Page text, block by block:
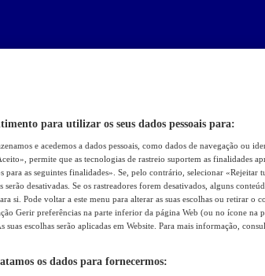
para utilizar os seus dados pessoais para:
e acedemos a dados pessoais, como dados de navegação ou
permite que as tecnologias de rastreio suportem as finalidades
para as seguintes finalidades». Se, pelo contrário, selecionar «Rejeitar
serão desativadas. Se os rastreadores forem desativados, alguns
si. Pode voltar a este menu para alterar as suas escolhas ou retirar o
Gerir preferências na parte inferior da página Web (ou no ícone na
suas escolhas serão aplicadas em Website. Para mais informação,
os dados para fornecermos: